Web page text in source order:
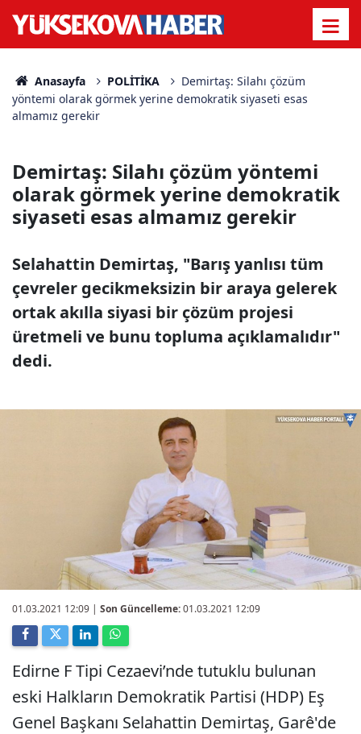
Anasayfa POLİTİKA
Demirtaş: Silahı çözüm
yöntemi olarak görmek yerine demokratik siyaseti esas
almamız gerekir
Demirtaş: Silahı çözüm yöntemi
olarak görmek yerine demokratik
siyaseti esas almamız gerekir
Selahattin Demirtaş, "Barış yanlısı tüm
çevreler gecikmeksizin bir araya gelerek
ortak akılla siyasi bir çözüm projesi
üretmeli ve bunu topluma açıklamalıdır"
dedi.
01.03.2021 12:09 | Son Güncelleme:01.03.2021 12:09
Edirne F Tipi Cezaevi’nde tutuklu bulunan
eski Halkların Demokratik Partisi (HDP) Eş
Genel Başkanı Selahattin Demirtaş, Garê'de